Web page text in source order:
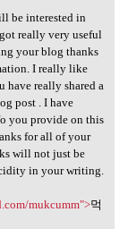
.I
be interested in
really very useful
your blog thanks
I really like
have really shared a
post . I have
you provide on this
for all of your
will not just be
in your writing.
mukcumm">먹